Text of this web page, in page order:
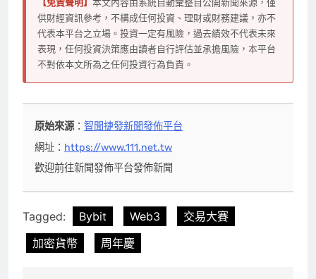
【免責聲明】 本文內容由系統自動彙整自公開新聞來源，僅
供財經資訊參考，不構成任何投資、理財或財務建議，亦不
代表本平台之立場。投資一定有風險，過去績效不代表未來
表現，任何投資決策應由讀者自行評估並承擔風險，本平台
不對依本文所為之任何投資行為負責。
原始來源：智聞捷發新聞發佈平台
網址： https://www.111.net.tw
歡迎前往新聞發佈平台發佈新聞
Tagged: Bybit Web3
交易大賽
加密貨幣
周年慶